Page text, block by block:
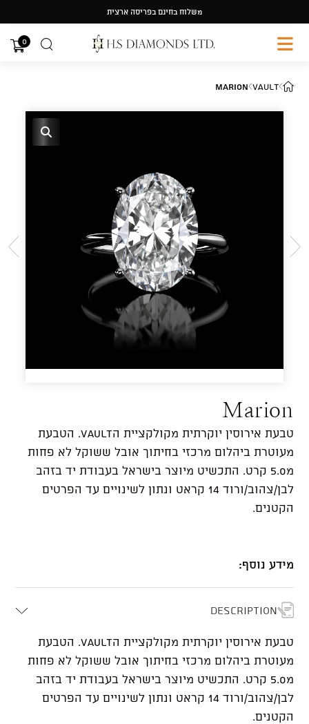
content
משלוח בחינם בפריסה ארצית
0
Vault
Marion
Marion
טבעת אירוסין יוקרתית מקולקציית הVault. הטבעת
מעוטרת ביהלום מרכזי בחיתוך אובל ששוקל לא פחות
מ5.0 קרט.
התכשיט מיוצר בישראל בעבודת יד בזהב
לבן/צהוב/ורוד 14 קראט ונתון לשינויים עד הפרטים
הקטנים.
מידע נוסף:
Description
טבעת אירוסין יוקרתית מקולקציית הVault. הטבעת
מעוטרת ביהלום מרכזי בחיתוך אובל ששוקל לא פחות
מ5.0 קרט.
התכשיט מיוצר בישראל בעבודת יד בזהב
לבן/צהוב/ורוד 14 קראט ונתון לשינויים עד הפרטים
הקטנים.